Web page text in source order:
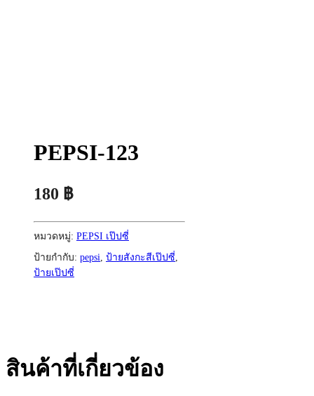
PEPSI-123
180 ฿
หมวดหมู่: PEPSI เป๊ปซี่
ป้ายกำกับ: pepsi, ป้ายสังกะสีเป๊ปซี่,
ป้ายเป๊ปซี่
สินค้าที่เกี่ยวข้อง